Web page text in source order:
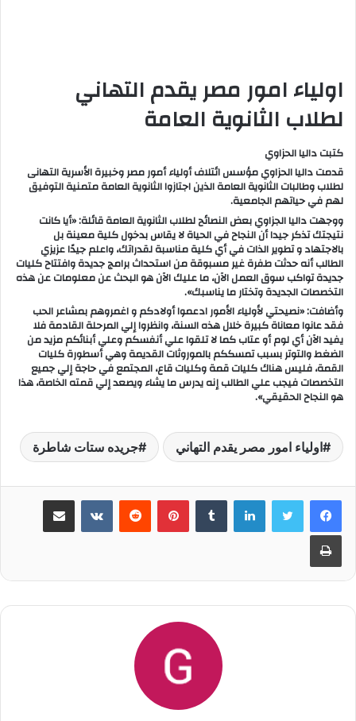
اولياء امور مصر يقدم التهاني
لطلاب الثانوية العامة
كتبت داليا الحزاوي
قدمت داليا الحزاوي مؤسس ائتلاف أولياء أمور مصر وخبيرة الأسرية التهانى
لطلاب وطالبات الثانوية العامة الذين اجتازوا الثانوية العامة متمنية التوفيق
لهم في حياتهم الجامعية.
ووجهت داليا الجزاوي بعض النصائح لطلاب الثانوية العامة قائلة: «أيا كانت
نتيجتك تذكر جيدا أن النجاح في الحياة لا يقاس بدخول كلية معينة بل
بالاجتهاد و تطوير الذات في أي كلية مناسبة لقدراتك، واعلم جيدًا عزيزي
الطالب أنه حدثت طفرة غير مسبوقة من استحداث برامج جديدة وافتتاح كليات
جديدة تواكب سوق العمل الآن، ما عليك الآن هو البحث عن معلومات عن هذه
التخصصات الجديدة وتختار ما يناسبك».
وأضافت: «نصيحتي لأولياء الأمور ادعموا أولادكم و اغمروهم بمشاعر الحب
فقد عانوا معاناة كبيرة خلال هذه السنة، وانظروا إلي المرحلة القادمة فلا
يفيد الآن أي لوم أو عتاب كما لا تلقوا علي أنفسكم وعلي أبنائكم مزيد من
الضغط والتوتر بسبب تمسككم بالموروثات القديمة وهي أسطورة كليات
القمة، فليس هناك كليات قمة وكليات قاع، المجتمع في حاجة إلي جميع
التخصصات فيجب علي الطالب إنه يدرس ما يشاء ويصعد إلي قمته الخاصة، هذا
هو النجاح الحقيقي».
اولياء امور مصر يقدم التهاني جريده ستات شاطرة
لينكدإن بينتيريست